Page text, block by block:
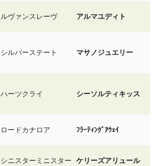
ルヴァンスレーヴ アルマユディト
シルバーステート マサノジュエリー
ハーツクライ シーソルティキッス
ロードカナロア ﾌﾗｰﾃｨﾝｸﾞｱｳｪｲ
シニスターミニスター ケリーズアリュール